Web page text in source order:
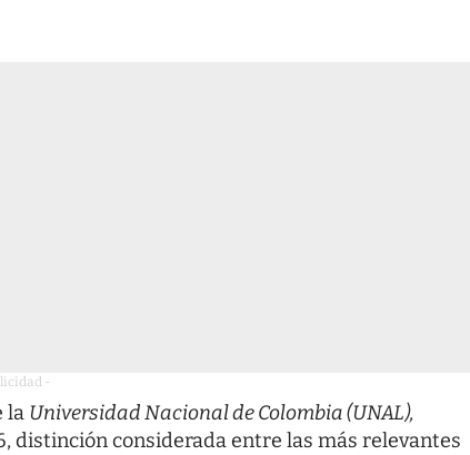
-
la Universidad Nacional de Colombia (UNAL),
distinción considerada entre las más relevantes